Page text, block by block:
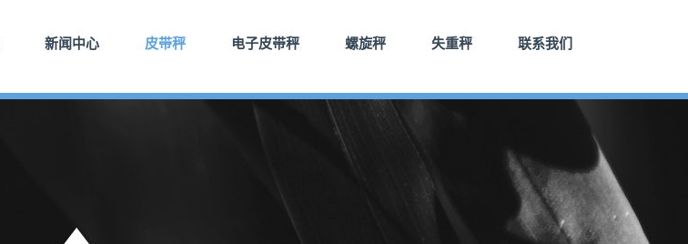
新闻中心 皮带秤 电子皮带秤 螺旋秤 失重秤 联系我们